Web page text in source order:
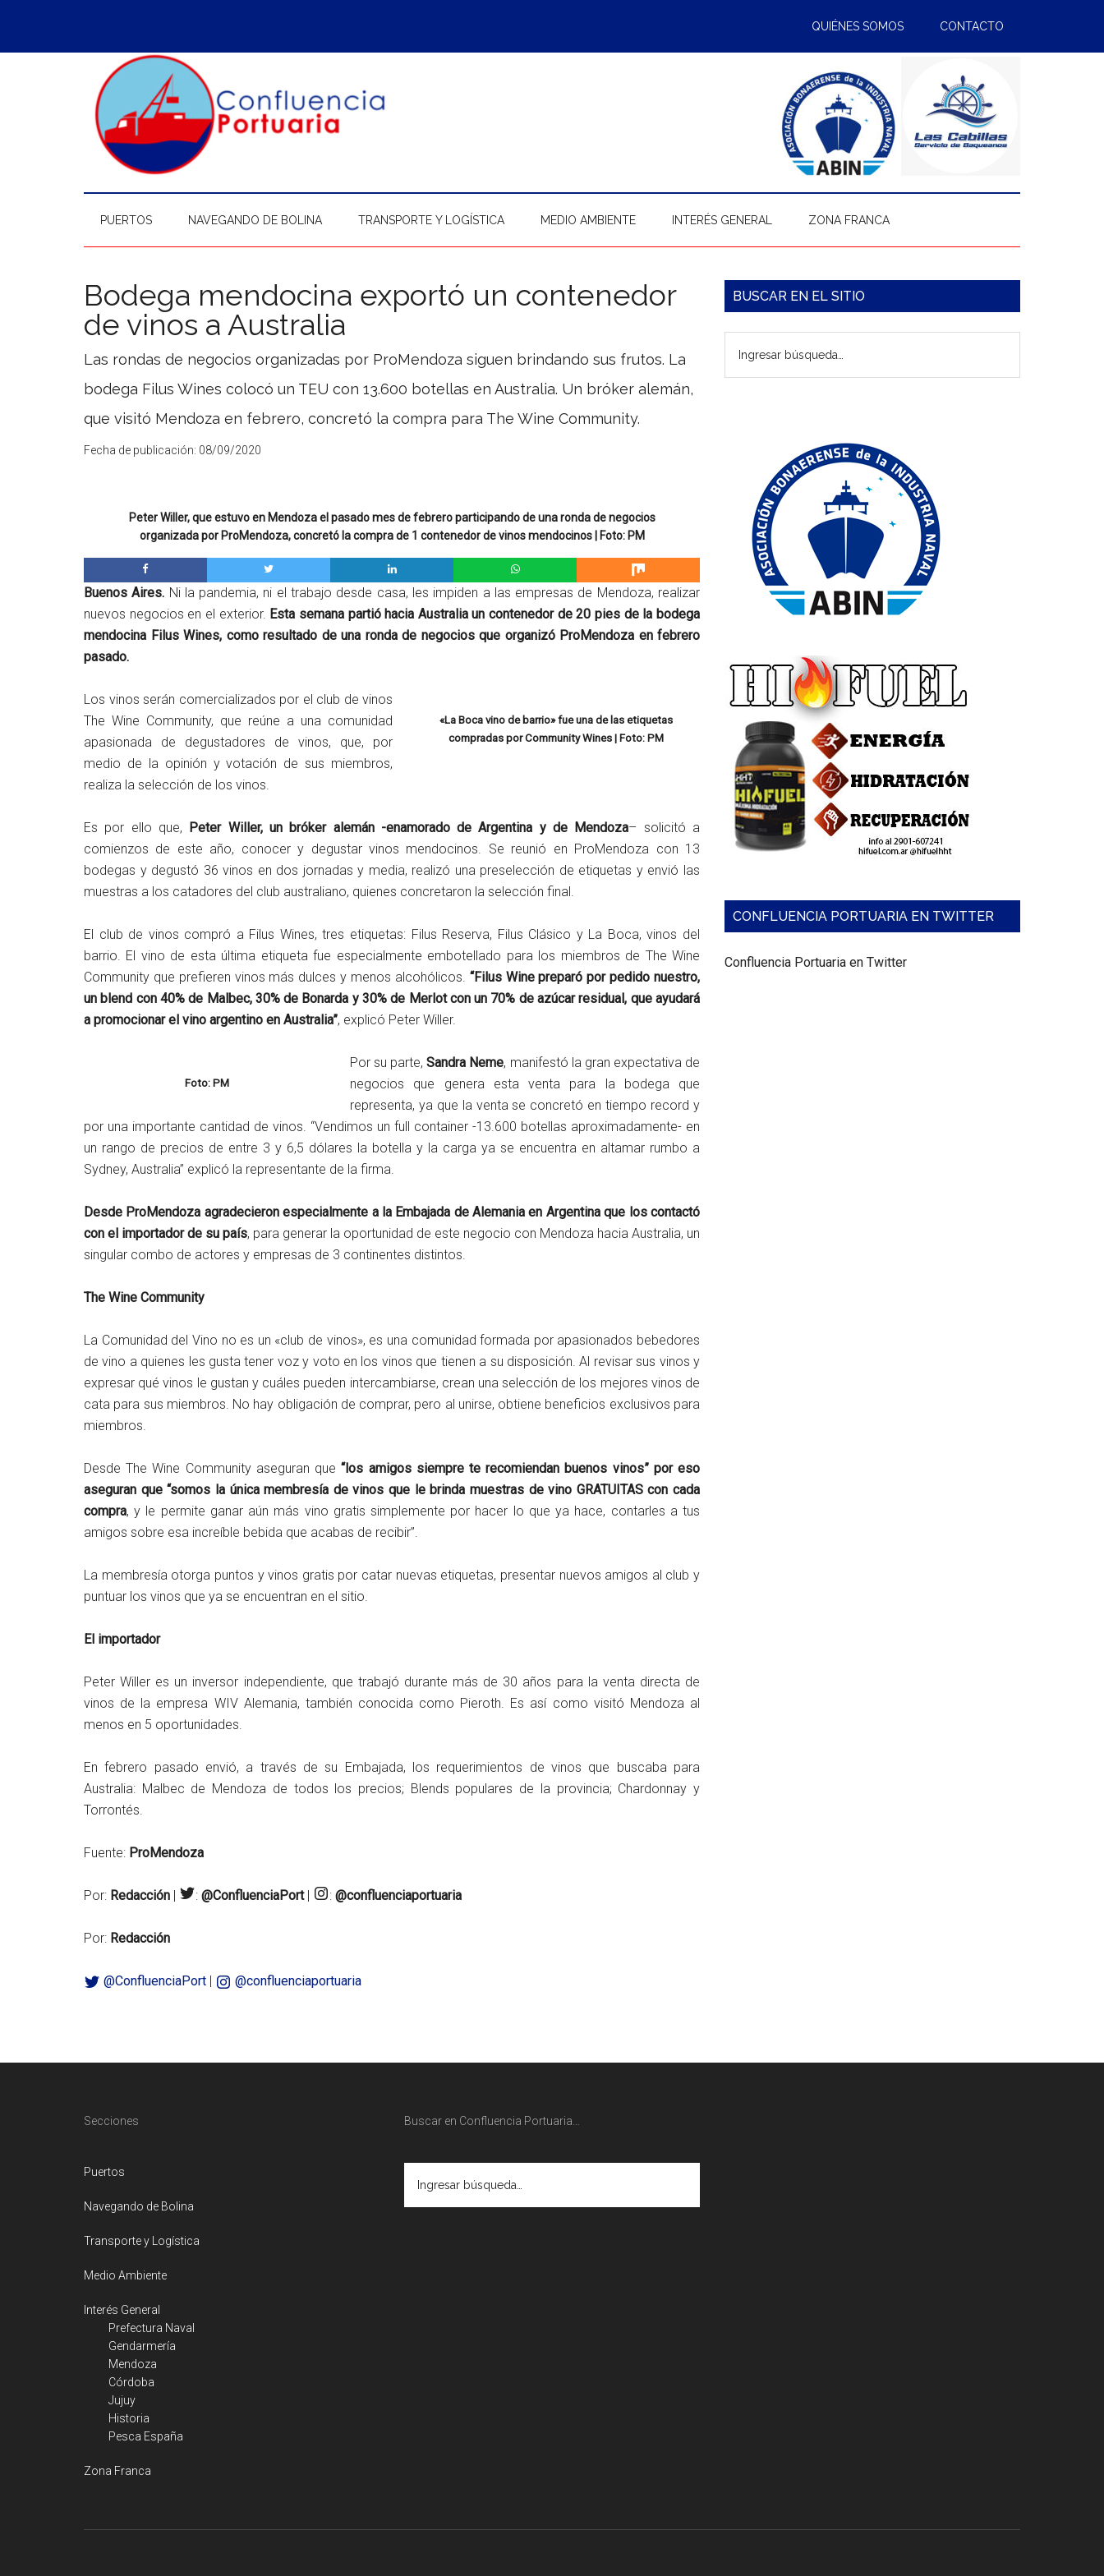
contenido
secondary
la
pie
QUIÉNES SOMOS CONTACTO
PUERTOS NAVEGANDO DE BOLINA TRANSPORTE Y LOGÍSTICA MEDIO AMBIENTE INTERÉS GENERAL ZONA FRANCA
Bodega mendocina exportó un contenedor
de vinos a Australia
Las rondas de negocios organizadas por ProMendoza siguen brindando sus frutos. La
bodega Filus Wines colocó un TEU con 13.600 botellas en Australia. Un bróker alemán,
que visitó Mendoza en febrero, concretó la compra para The Wine Community.
Fecha de publicación: 08/09/2020
Peter Willer, que estuvo en Mendoza el pasado mes de febrero participando de una ronda de negocios
organizada por ProMendoza, concretó la compra de 1 contenedor de vinos mendocinos | Foto: PM
Buenos Aires. Ni la pandemia, ni el trabajo desde casa, les impiden a las empresas de Mendoza, realizar
nuevos negocios en el exterior. Esta semana partió hacia Australia un contenedor de 20 pies de la bodega
mendocina Filus Wines, como resultado de una ronda de negocios que organizó ProMendoza en febrero
pasado.
«La Boca vino de barrio» fue una de las etiquetas
compradas por Community Wines | Foto: PM
Los vinos serán comercializados por el club de vinos
The Wine Community, que reúne a una comunidad
apasionada de degustadores de vinos, que, por
medio de la opinión y votación de sus miembros,
realiza la selección de los vinos.
Es por ello que, Peter Willer, un bróker alemán -enamorado de Argentina y de Mendoza– solicitó a
comienzos de este año, conocer y degustar vinos mendocinos. Se reunió en ProMendoza con 13
bodegas y degustó 36 vinos en dos jornadas y media, realizó una preselección de etiquetas y envió las
muestras a los catadores del club australiano, quienes concretaron la selección final.
El club de vinos compró a Filus Wines, tres etiquetas: Filus Reserva, Filus Clásico y La Boca, vinos del
barrio. El vino de esta última etiqueta fue especialmente embotellado para los miembros de The Wine
Community que prefieren vinos más dulces y menos alcohólicos. “Filus Wine preparó por pedido nuestro,
un blend con 40% de Malbec, 30% de Bonarda y 30% de Merlot con un 70% de azúcar residual, que ayudará
a promocionar el vino argentino en Australia”, explicó Peter Willer.
Foto: PM
Por su parte,Sandra Neme, manifestó la gran expectativa de
negocios que genera esta venta para la bodega que
representa, ya que la venta se concretó en tiempo record y
por una importante cantidad de vinos. “Vendimos un full container -13.600 botellas aproximadamente- en
un rango de precios de entre 3 y 6,5 dólares la botella y la carga ya se encuentra en altamar rumbo a
Sydney, Australia” explicó la representante de la firma.
Desde ProMendoza agradecieron especialmente a la Embajada de Alemania en Argentina que los contactó
con el importador de su país, para generar la oportunidad de este negocio con Mendoza hacia Australia, un
singular combo de actores y empresas de 3 continentes distintos.
The Wine Community
La Comunidad del Vino no es un «club de vinos», es una comunidad formada por apasionados bebedores
de vino a quienes les gusta tener voz y voto en los vinos que tienen a su disposición. Al revisar sus vinos y
expresar qué vinos le gustan y cuáles pueden intercambiarse, crean una selección de los mejores vinos de
cata para sus miembros. No hay obligación de comprar, pero al unirse, obtiene beneficios exclusivos para
miembros.
Desde The Wine Community aseguran que“los amigos siempre te recomiendan buenos vinos” por eso
aseguran que “somos la única membresía de vinos que le brinda muestras de vino GRATUITAS con cada
compra, y le permite ganar aún más vino gratis simplemente por hacer lo que ya hace, contarles a tus
amigos sobre esa increíble bebida que acabas de recibir”.
La membresía otorga puntos y vinos gratis por catar nuevas etiquetas, presentar nuevos amigos al club y
puntuar los vinos que ya se encuentran en el sitio.
El importador
Peter Willer es un inversor independiente, que trabajó durante más de 30 años para la venta directa de
vinos de la empresa WIV Alemania, también conocida como Pieroth. Es así como visitó Mendoza al
menos en 5 oportunidades.
En febrero pasado envió, a través de su Embajada, los requerimientos de vinos que buscaba para
Australia: Malbec de Mendoza de todos los precios; Blends populares de la provincia; Chardonnay y
Torrontés.
Fuente: ProMendoza
Por: Redacción | : @ConfluenciaPort| : @confluenciaportuaria
Por: Redacción
@ConfluenciaPort | @confluenciaportuaria
Barra
principal
BUSCAR EN EL SITIO
búsqueda…
CONFLUENCIA PORTUARIA EN TWITTER
Confluencia Portuaria en Twitter
Secciones
Puertos
Navegando de Bolina
Transporte y Logística
Medio Ambiente
Interés General
Prefectura Naval
Gendarmería
Mendoza
Córdoba
Jujuy
Historia
Pesca España
Zona Franca
Buscar en Confluencia Portuaria…
búsqueda…